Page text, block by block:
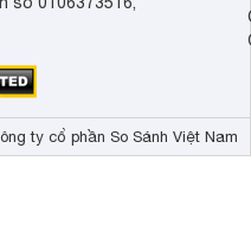
ty cổ phần So Sánh Việt Nam